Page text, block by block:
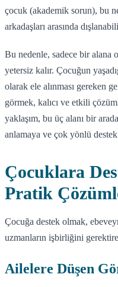
çocuk (akademik sorun), bu
arkadaşları arasında
Bu nedenle, sadece bir alana
yetersiz kalır. Çocuğun
olarak ele alınması gereken
görmek, kalıcı ve etkili
yaklaşım, bu üç alanı bir
anlamaya ve çok yönlü
Çocuklara
Pratik
Çocuğa destek olmak,
uzmanların işbirliğini
Ailelere Düşen